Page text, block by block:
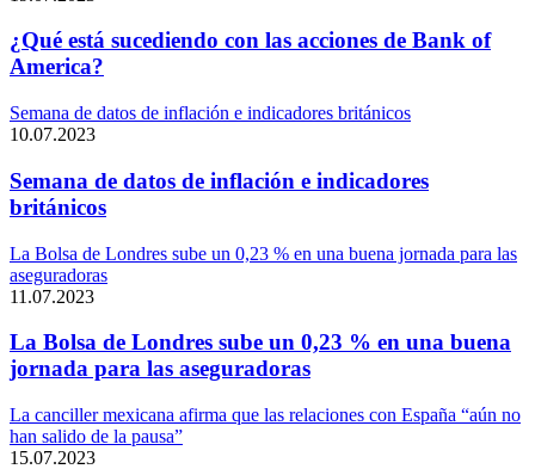
¿Qué está sucediendo con las acciones de Bank of
America?
Semana de datos de inflación e indicadores británicos
10.07.2023
Semana de datos de inflación e indicadores
británicos
La Bolsa de Londres sube un 0,23 % en una buena jornada para las
aseguradoras
11.07.2023
La Bolsa de Londres sube un 0,23 % en una buena
jornada para las aseguradoras
La canciller mexicana afirma que las relaciones con España “aún no
han salido de la pausa”
15.07.2023